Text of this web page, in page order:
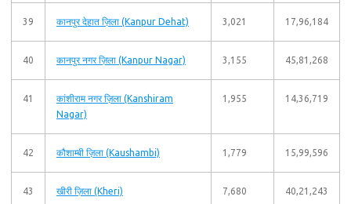
39 कानपुर देहात ज़िला (Kanpur Dehat) 3,021 17,96,184
40 कानपुर नगर ज़िला (Kanpur Nagar) 3,155 45,81,268
41
कांशीराम नगर ज़िला (Kanshiram
Nagar)
1,955 14,36,719
42 कौशाम्बी ज़िला (Kaushambi) 1,779 15,99,596
43 खीरी ज़िला (Kheri) 7,680 40,21,243